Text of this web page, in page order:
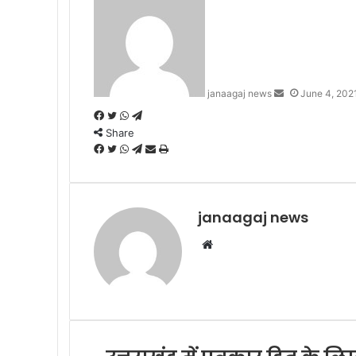
janaagaj news June 4,
Facebook
Twitter
WhatsApp
Telegram
Share
Facebook
Twitter
WhatsApp
Telegram
Share
Email
Print
janaagaj news
Website